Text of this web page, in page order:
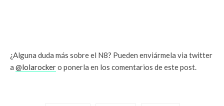
¿Alguna duda más sobre el N8? Pueden enviármela via twitter
a @lolarockero ponerla en los comentarios de este post.